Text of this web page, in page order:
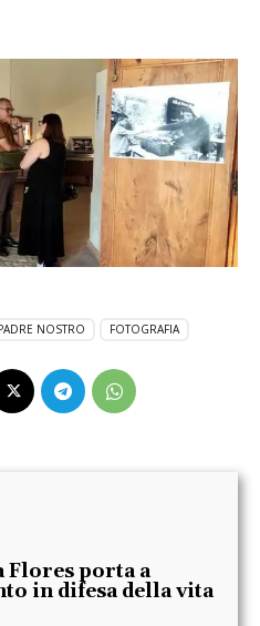
NOSTRO FOTOGRAFIA
Flores porta a
in difesa della vita